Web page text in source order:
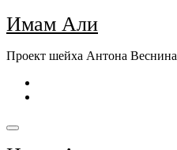
Перейти
к
Имам Али
Проект шейха Антона Веснина